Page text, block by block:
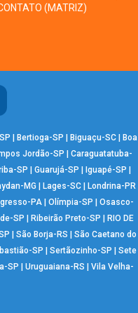
(MATRIZ)
| Bertioga-SP | Biguaçu-SC| Boa
Jordão-SP | Caraguatatuba-
SP | Guarujá-SP | Iguapé-SP |
MG | Lages-SC| Londrina-PR
PA | Olímpia-SP | Osasco-
SP | Ribeirão Preto-SP | RIO DE
| São Borja-RS | São Caetano do
SP | Sertãozinho-SP | Sete
SP | Uruguaiana-RS | Vila Velha-